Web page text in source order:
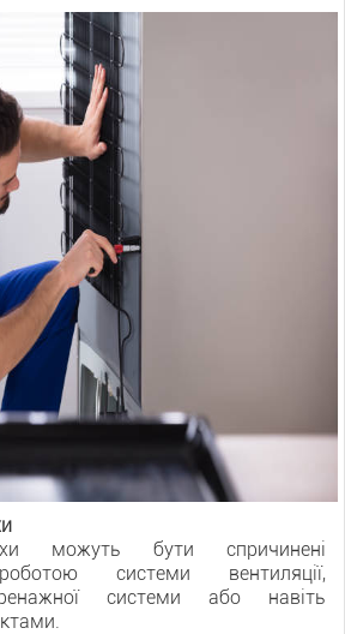
можуть бути спричинені
системи вентиляції,
системи або навіть